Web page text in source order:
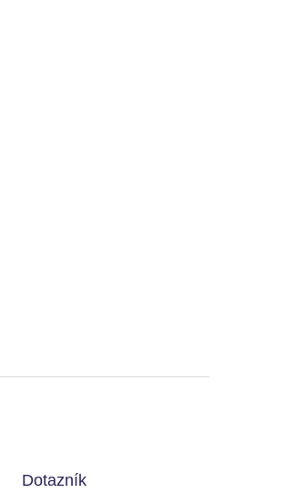
Dotazník